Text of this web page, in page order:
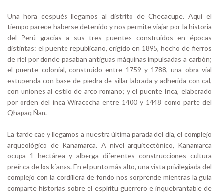
Una hora después llegamos al distrito de Checacupe. Aquí el
tiempo parece haberse detenido y nos permite viajar por la historia
del Perú gracias a sus tres puentes construidos en épocas
distintas: el puente republicano, erigido en 1895, hecho de fierros
de riel por donde pasaban antiguas máquinas impulsadas a carbón;
el puente colonial, construido entre 1759 y 1788, una obra vial
estupenda con base de piedra de sillar labrada y adherida con cal,
con uniones al estilo de arco romano; y el puente Inca, elaborado
por orden del inca Wiracocha entre 1400 y 1448 como parte del
Qhapaq Ñan.
La tarde cae y llegamos a nuestra última parada del día, el complejo
arqueológico de Kanamarca. A nivel arquitectónico, Kanamarca
ocupa 1 hectárea y alberga diferentes construcciones cultura
preínca de los k´anas. En el punto más alto, una vista privilegiada del
complejo con la cordillera de fondo nos sorprende mientras la guía
comparte historias sobre el espíritu guerrero e inquebrantable de